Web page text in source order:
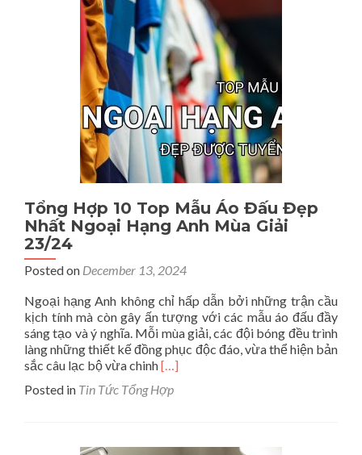
Loại
Và
Cách
Phòng
Chống
DDoS
An
Toàn
Hiệu
Quả
Tổng Hợp 10 Top Mẫu Áo Đấu Đẹp
Nhất Ngoại Hạng Anh Mùa Giải
23/24
Posted on December 13, 2024
Ngoại hạng Anh không chỉ hấp dẫn bởi những trận cầu
kịch tính mà còn gây ấn tượng với các mẫu áo đấu đầy
sáng tạo và ý nghĩa. Mỗi mùa giải, các đội bóng đều trình
làng những thiết kế đồng phục độc đáo, vừa thể hiện bản
sắc câu lạc bộ vừa chinhRead
about
10
[…]
Posted in Tin Tức Tổng Hợp